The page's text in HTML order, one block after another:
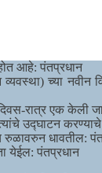
आहे: पंतप्रधान
च्या
रात्र एक केली
उद्घाटन
धावतील:
येईल: पंतप्रधान